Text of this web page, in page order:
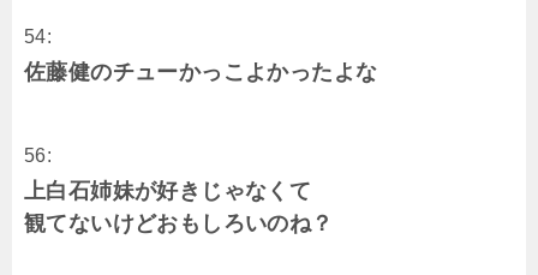
54:
佐藤健のチューかっこよかったよな
56:
上白石姉妹が好きじゃなくて
観てないけどおもしろいのね？